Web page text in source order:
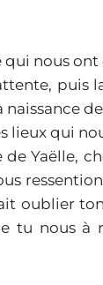
nous
puis
lieux qui
Yaëlle,
oublier
tu nous à